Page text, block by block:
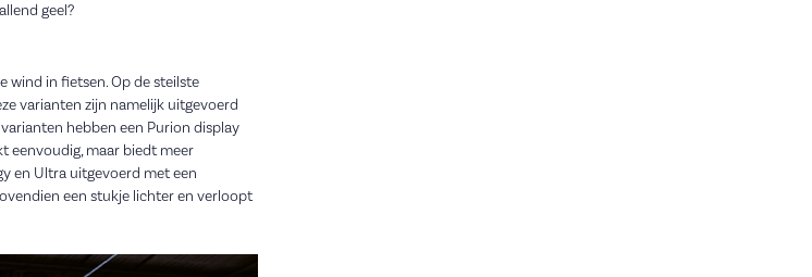
geel?
wind in fietsen. Op de steilste
varianten zijn namelijk uitgevoerd
hebben een Purion display
eenvoudig, maar biedt meer
en Ultra uitgevoerd met een
een stukje lichter en verloopt